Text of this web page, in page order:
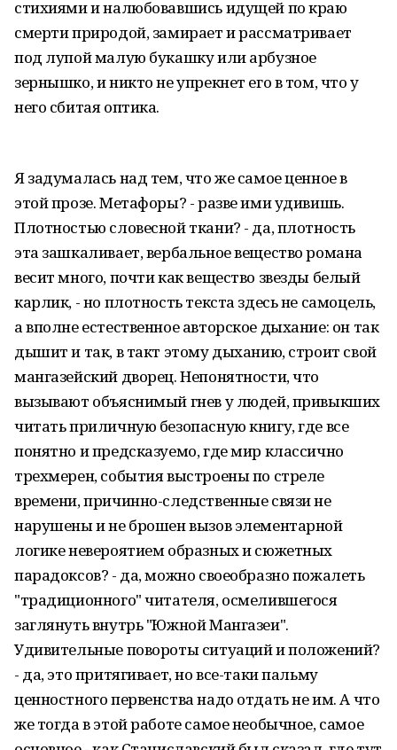
стихиями и налюбовавшись идущей по краю
смерти природой, замирает и рассматривает
под лупой малую букашку или арбузное
зернышко, и никто не упрекнет его в том, что у
него сбитая оптика.
Я задумалась над тем, что же самое ценное в
этой прозе. Метафоры? - разве ими удивишь.
Плотностью словесной ткани? - да, плотность
эта зашкаливает, вербальное вещество романа
весит много, почти как вещество звезды белый
карлик, - но плотность текста здесь не самоцель,
а вполне естественное авторское дыхание: он так
дышит и так, в такт этому дыханию, строит свой
мангазейский дворец. Непонятности, что
вызывают объяснимый гнев у людей, привыкших
читать приличную безопасную книгу, где все
понятно и предсказуемо, где мир классично
трехмерен, события выстроены по стреле
времени, причинно-следственные связи не
нарушены и не брошен вызов элементарной
логике невероятием образных и сюжетных
парадоксов? - да, можно своеобразно пожалеть
"традиционного" читателя, осмелившегося
заглянуть внутрь "Южной Мангазеи".
Удивительные повороты ситуаций и положений?
- да, это притягивает, но все-таки пальму
ценностного первенства надо отдать не им. А что
же тогда в этой работе самое необычное, самое